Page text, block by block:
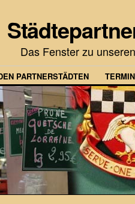
Das Fenster zu
PARTNERSTÄDTEN